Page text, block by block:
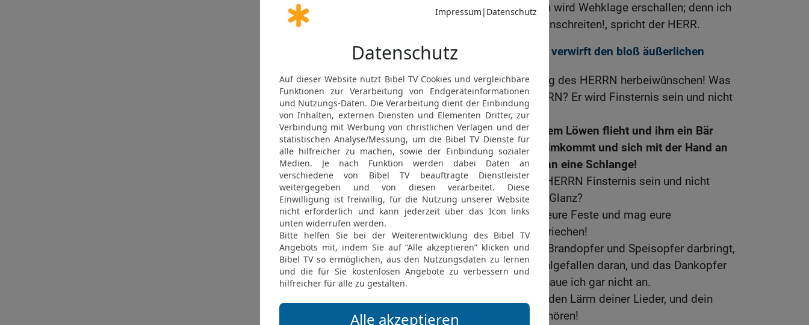
Und in allen Weinbergen wird Wehklage erschallen; denn ich
will mitten durch euch dahinschreiten!, spricht der HERR.
Der Tag des HERRN – Gott verwirft den bloß äußerlichen
18 Wehe denen, die den Tag des HERRN herbeiwünschen! Was
soll euch der Tag des HERRN? Er wird Finsternis sein und nicht
Licht,
19 wie wenn jemand vor dem Löwen flieht und ihm ein Bär
begegnet, und wenn er heimkommt und sich mit der Hand an
die Wand lehnt, so beißt ihn eine Schlange!
20 Wird nicht der Tag des HERRN Finsternis sein und nicht
Licht, Dunkelheit und nicht Glanz?
21 Ich hasse, ich verachte eure Feste und mag eure
Festversammlungen nicht riechen!
22 Wenn ihr mir auch euer Brandopfer und Speisopfer darbringt,
so habe ich doch kein Wohlgefallen daran, und das Dankopfer
von euren Mastkälbern schaue ich gar nicht an.
Tue nur hinweg von mir den Lärm deiner Lieder, und dein
Harfenspiel mag ich nicht hören!